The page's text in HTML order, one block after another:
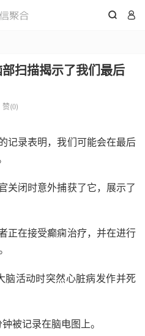
 
扫描揭示了我们最后
赞(0)
记录表明，我们可能会在最后
关闭时意外捕获了它，展示了
正在接受癫痫治疗，并在进行
脑活动时突然心脏病发作并死
被记录在脑电图上。